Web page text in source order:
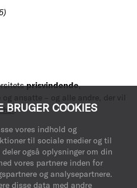
BRUGER COOKIES
vores indhold og
til sociale medier og til
også oplysninger om din
vores partnere inden for
og analysepartnere.
disse data med andre
prisvindende,
ansatte – og alle andre, der vil
.